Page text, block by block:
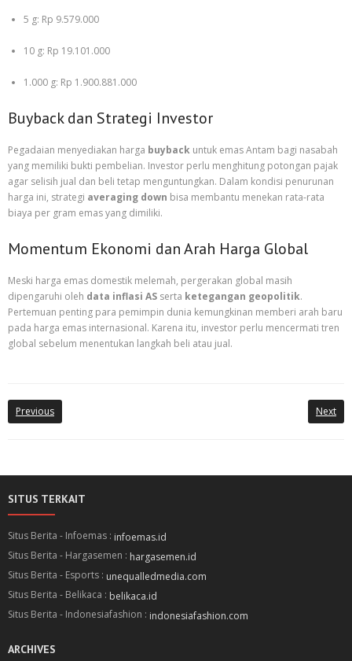
5 g: Rp 9.579.000
10 g: Rp 19.101.000
1.000 g: Rp 1.900.881.000
Buyback dan Strategi Investor
Pegadaian menyediakan harga buyback untuk emas Antam bagi nasabah
yang memiliki bukti pembelian. Investor perlu menghitung potongan pajak
agar selisih jual dan beli tetap menguntungkan. Dalam kondisi penurunan
harga ini, strategi averaging down bisa membantu menekan rata-rata
biaya per gram emas yang dimiliki.
Momentum Ekonomi dan Arah Harga Global
Meski harga emas domestik melemah, pergerakan global masih
dipengaruhi oleh data inflasi AS serta ketegangan geopolitik.
Pertemuan penting para pemimpin dunia kemungkinan memberi arah baru
pada harga emas internasional. Karena itu, investor perlu mencermati tren
global sebelum menentukan langkah beli atau jual.
Previous Next
SITUS TERKAIT
Situs Berita - Infoemas : infoemas.id
Situs Berita - Hargasemen : hargasemen.id
Situs Berita - Esports : unequalledmedia.com
Situs Berita - Belikaca : belikaca.id
Situs Berita - Indonesiafashion : indonesiafashion.com
ARCHIVES